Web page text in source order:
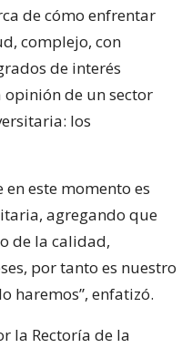
de cómo enfrentar
complejo, con
de interés
de un sector
los
este momento es
agregando que
de la calidad,
por tanto es nuestro
haremos”, enfatizó.
la Rectoría de la